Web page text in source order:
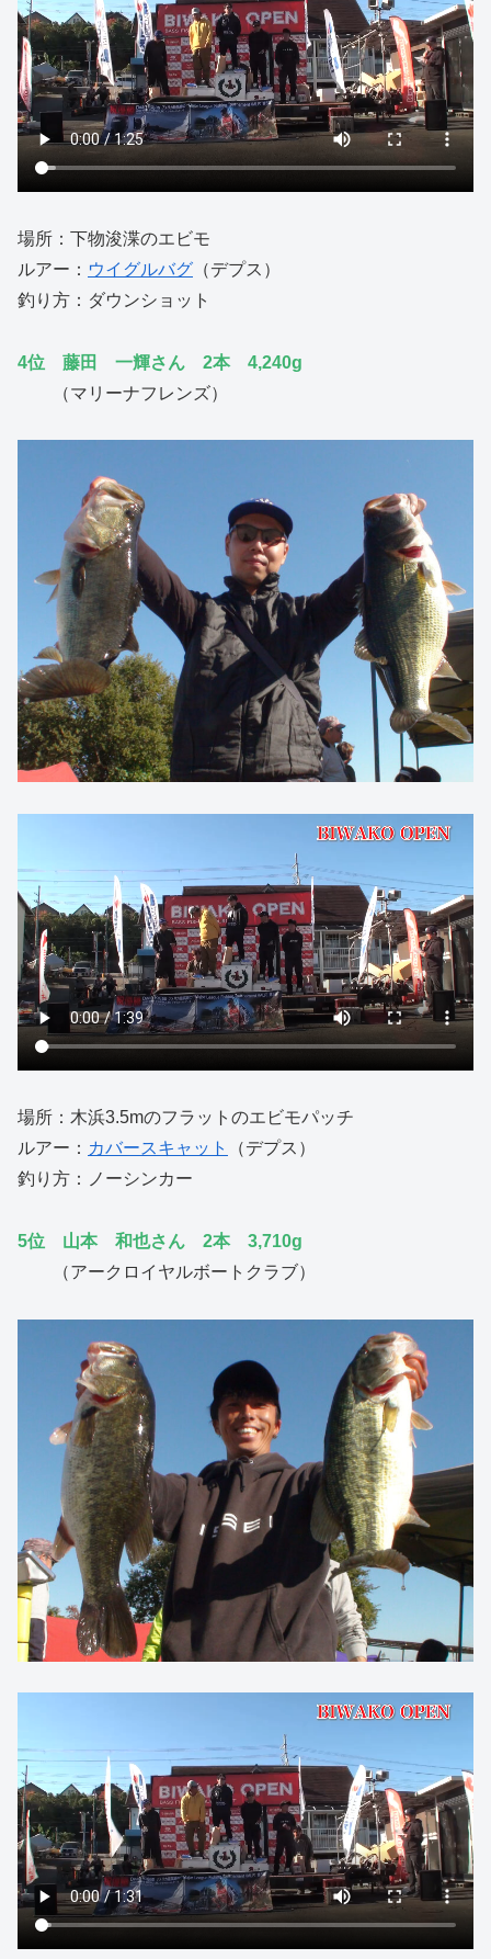
場所：下物浚渫のエビモ
ルアー： ウイグルバグ （デプス）
釣り方：ダウンショット
4位 藤田 一輝さん 2本 4,240g
（マリーナフレンズ）
場所：木浜3.5mのフラットのエビモパッチ
ルアー： カバースキャット
（デプス）
釣り方：ノーシンカー
5位 山本 和也さん 2本 3,710g
（アークロイヤルボートクラブ）